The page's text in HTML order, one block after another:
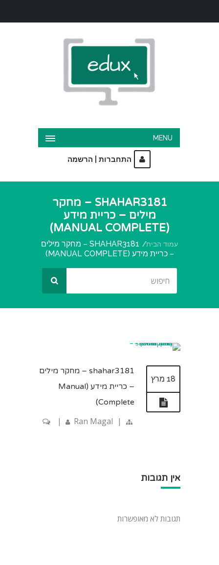
MENU
התחברות הרשמה
SHAHAR3181 – מחקר
מילים – כריית מידע
(MANUAL COMPLETE)
עמוד הבית
SHAHAR3181 – מחקר מילים
– כריית מידע (MANUAL COMPLETE)
18 מרץ
shahar3181 – מחקר מילים
– כריית מידע (Manual
Complete)
Ran Magal |
|
אין תגובות
תגובות לא מאופשרות